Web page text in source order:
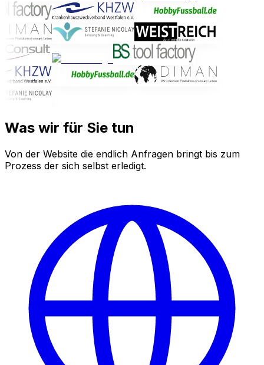
Was wir für Sie tun
Von der Website die endlich Anfragen bringt bis zum
Prozess der sich selbst erledigt.